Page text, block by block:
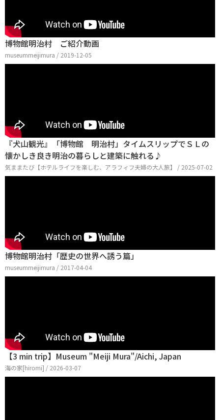
博物館明治村 ご紹介動画
museummeijimura / 2019-12-05
『犬山観光』「博物館 明治村」タイムスリップでＳＬの
懐かしき良き明治の暮らしと建築に触れる♪
気ままたび【ホテルライフを楽しむ、アラフィフ夫婦の大人旅】 / 2025-07-02
博物館明治村「歴史の世界へ誘う篇」
museummeijimura / 2017-04-04
【3 min trip】Museum "Meiji Mura"/Aichi, Japan
海の家[hiromi] / 2026-03-07